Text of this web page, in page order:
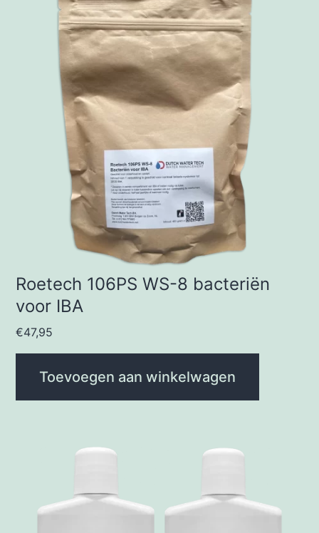
Roetech 106PS WS-8 bacteriën
voor IBA
€47,95
Toevoegen aan winkelwagen